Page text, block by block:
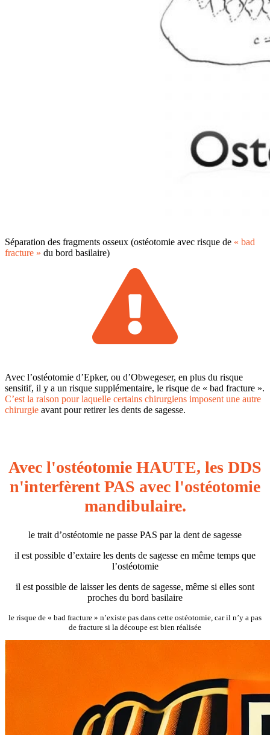
Séparation des fragments osseux (ostéotomie avec risque de « bad
fracture » du bord basilaire)
Avec l’ostéotomie d’Epker, ou d’Obwegeser, en plus du risque
sensitif, il y a un risque supplémentaire, le risque de « bad fracture ».
C’est la raison pour laquelle certains chirurgiens imposent une autre
chirurgie avant pour retirer les dents de sagesse.
Avec l'ostéotomie HAUTE, les DDS
n'interfèrent PAS avec l'ostéotomie
mandibulaire.
le trait d’ostéotomie ne passe PAS par la dent de sagesse
il est possible d’extaire les dents de sagesse en même temps que
l’ostéotomie
il est possible de laisser les dents de sagesse, même si elles sont
proches du bord basilaire
le risque de « bad fracture » n’existe pas dans cette ostéotomie, car il n’y a pas
de fracture si la découpe est bien réalisée